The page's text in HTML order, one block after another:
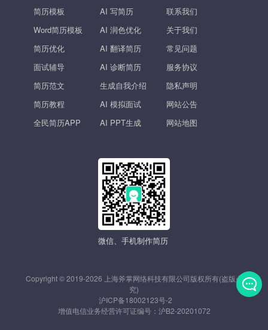
简历模板
Word简历模板
简历优化
面试辅导
简历范文
简历教程
全民简历APP
AI 写简历
AI 润色优化
AI 翻译简历
AI 诊断简历
生成自我介绍
AI 模拟面试
AI PPT生成
联系我们
关于我们
常见问题
服务协议
隐私声明
网站公告
网站地图
微信、手机制作简历
Copyright © 2019-2026 上海斧掌网络科技有限公司版权所有(盗版必
究)
沪ICP备18002123号-2
增值电信业务经营许可证编号： 沪B2-20201072